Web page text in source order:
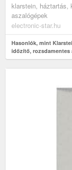
klarstein, háztartás,
aszalógépek
electronic-star.hu
Hasonlók, mint
időzítő, rozsdamentes